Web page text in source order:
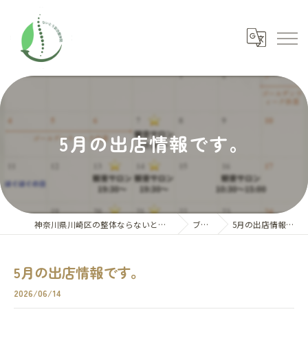
5月の出店情報です。
神奈川県川崎区の整体ならないとう氣功整体院 ブログ 5月の出店情報です。
5月の出店情報です。
2026/06/14